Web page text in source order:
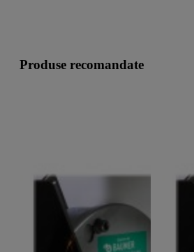
Produse recomandate